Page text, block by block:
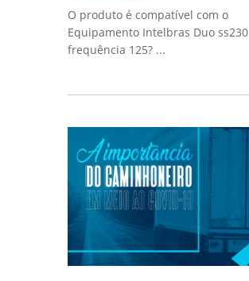
O produto é compatível com o
Equipamento Intelbras Duo ss230
frequência 125? ...